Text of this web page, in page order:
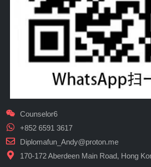
Counselor6
+852 6591 3617
Diplomafun_Andy@proton.me
170-172 Aberdeen Main Road, Hong